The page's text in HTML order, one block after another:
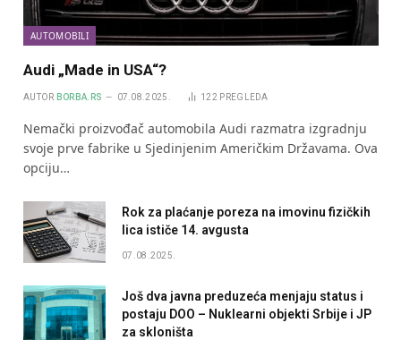
AUTOMOBILI
Audi „Made in USA“?
AUTOR BORBA.RS 07.08.2025. 122 PREGLEDA
Nemački proizvođač automobila Audi razmatra izgradnju
svoje prve fabrike u Sjedinjenim Američkim Državama. Ova
opciju…
Rok za plaćanje poreza na imovinu fizičkih
lica ističe 14. avgusta
07.08.2025.
Još dva javna preduzeća menjaju status i
postaju DOO – Nuklearni objekti Srbije i JP
za skloništa